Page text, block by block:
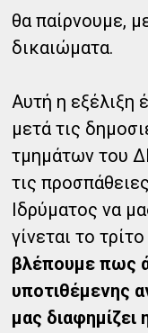
θα παίρνουμε,
δικαιώματα.
Αυτή η εξέλιξη
μετά τις
τμημάτων του
τις
Ιδρύματος να
γίνεται το
βλέπουμε πως
υποτιθέμενης
μας